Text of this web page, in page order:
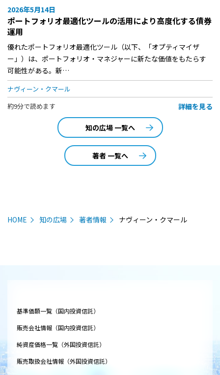
2026年5月14日
ポートフォリオ最適化ツールの活用により高度化する債券
運用
優れたポートフォリオ最適化ツール（以下、「オプティマイザ
ー」）は、ポートフォリオ・マネジャーに新たな価値をもたらす
可能性がある。新…
ナヴィーン・クマール
約9分で読めます
詳細を見る
知の広場 一覧へ
著者 一覧へ
HOME 知の広場 著者情報 ナヴィーン・クマール
基準価額一覧（国内投資信託）
販売会社情報（国内投資信託）
純資産価格一覧（外国投資信託）
販売取扱会社情報（外国投資信託）